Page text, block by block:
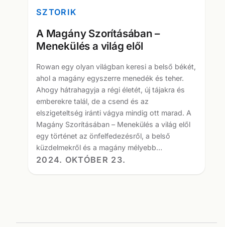
SZTORIK
A Magány Szorításában –
Menekülés a világ elől
Rowan egy olyan világban keresi a belső békét,
ahol a magány egyszerre menedék és teher.
Ahogy hátrahagyja a régi életét, új tájakra és
emberekre talál, de a csend és az
elszigeteltség iránti vágya mindig ott marad. A
Magány Szorításában – Menekülés a világ elől
egy történet az önfelfedezésről, a belső
küzdelmekről és a magány mélyebb…
2024. OKTÓBER 23.